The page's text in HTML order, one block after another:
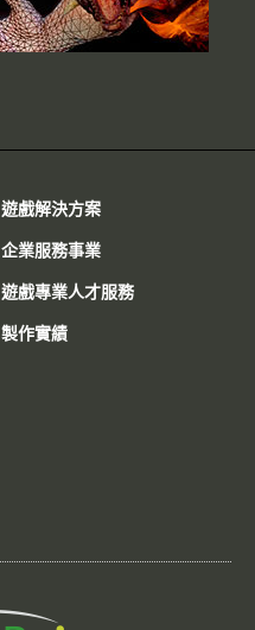
遊戲解決方案
企業服務事業
遊戲專業人才服務
製作實績